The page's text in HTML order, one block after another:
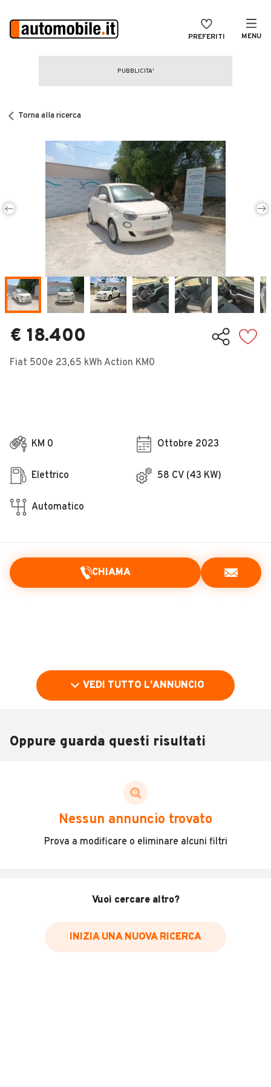
PREFERITI MENU
CERCA
Auto Nuove
Noleggio a lungo termine
Auto d'epoca
Camper
Veicoli Commerciali
Concessionari
Torna alla ricerca
€ 18.400
Fiat 500e 23,65 kWh Action KM0
KM 0 Ottobre 2023
Elettrico 58 CV (43 KW)
Automatico
CHIAMA
Fiat 500e 23,65 kWh Action KM0.
INFORMAZIONI VEICOLO
DATI BASE CONSUMI ESTETICA E
VEDI TUTTO L'ANNUNCIO
Oppure guarda questi risultati
Nessun annuncio trovato
Prova a modificare o eliminare alcuni filtri
Vuoi cercare altro?
INIZIA UNA NUOVA RICERCA